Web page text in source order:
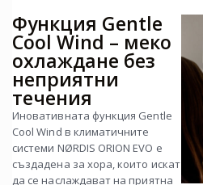
Функция Gentle
Cool Wind – меко
охлаждане без
неприятни
течения
Иновативната функция Gentle
Cool Wind в климатичните
системи NØRDIS ORION EVO е
създадена за хора, които искат
да се наслаждават на приятна